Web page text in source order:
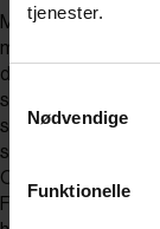
tjenester.
Nødvendige
Funktionelle
Maria Krogh Bang
møder og events
der med uniform,
som
smil, når han
stille, når han
Og et prik på
FÆNGSLETs